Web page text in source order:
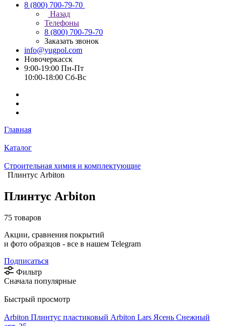
8 (800) 700-79-70
Назад
Телефоны
8 (800) 700-79-70
Заказать звонок
info@yugpol.com
Новочеркаcск
9:00-19:00 Пн-Пт
10:00-18:00 Cб-Вс
Главная
Каталог
Строительная химия и комплектующие
Плинтус Arbiton
Плинтус Arbiton
75 товаров
Акции, сравнения покрытий
и фото образцов - все в нашем Telegram
Подписаться
Фильтр
Сначала популярные
Быстрый просмотр
Arbiton Плинтус пластиковый Arbiton Lars Ясень Снежный